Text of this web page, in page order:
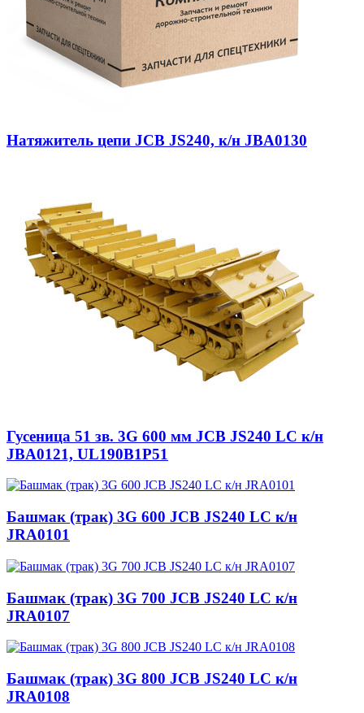
Натяжитель цепи JCB JS240, к/н JBA0130
Гусеница 51 зв. 3G 600 мм JCB JS240 LC к/н
JBA0121, UL190B1P51
Башмак (трак) 3G 600 JCB JS240 LC к/н
JRA0101
Башмак (трак) 3G 700 JCB JS240 LC к/н
JRA0107
Башмак (трак) 3G 800 JCB JS240 LC к/н
JRA0108